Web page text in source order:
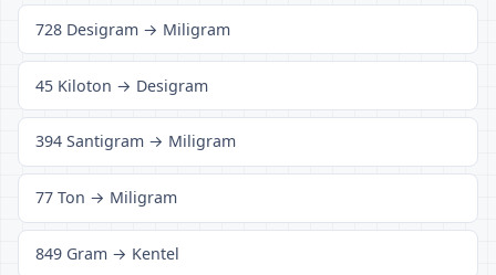
728 Desigram → Miligram
45 Kiloton → Desigram
394 Santigram → Miligram
77 Ton → Miligram
849 Gram → Kentel